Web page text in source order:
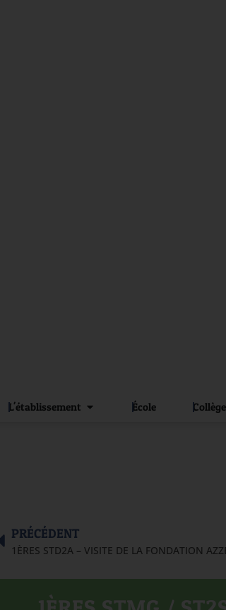
L'établissement École Collège
PRÉCÉDENT
1ÈRES STD2A – VISITE DE LA FONDATION